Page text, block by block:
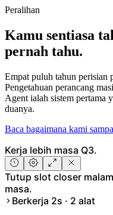
Peralihan
Kamu sentiasa
pernah tahu.
Empat puluh tahun perisian
Pengetahuan perancang
Agent ialah sistem pertama
duanya.
Baca bagaimana kami
Kerja lebih masa Q3.
Tutup slot closer
masa.
Berkerja 2s · 2 alat